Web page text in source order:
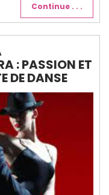
Continue . . .
: PASSION ET
DE DANSE